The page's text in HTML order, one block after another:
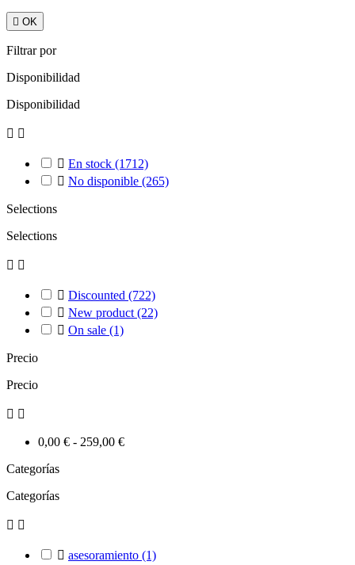
 OK
Filtrar por
Disponibilidad
Disponibilidad
 
 En stock (1712)
 No disponible (265)
Selections
Selections
 
 Discounted (722)
 New product (22)
 On sale (1)
Precio
Precio
 
0,00 € - 259,00 €
Categorías
Categorías
 
 asesoramiento (1)